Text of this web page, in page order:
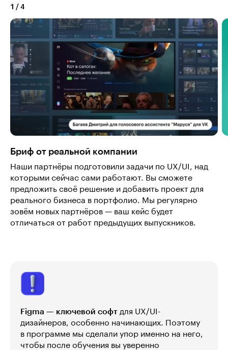
1 / 4
Бриф от реальной компании
Наши партнёры подготовили задачи по UX/UI, над
которыми сейчас сами работают. Вы сможете
предложить своё решение и добавить проект для
реального бизнеса в портфолио. Мы регулярно
зовём новых партнёров — ваш кейс будет
отличаться от работ предыдущих выпускников.
Figma — ключевой софт для UX/UI-
дизайнеров, особенно начинающих. Поэтому
в программе мы сделали упор именно на него,
чтобы после обучения вы уверенно